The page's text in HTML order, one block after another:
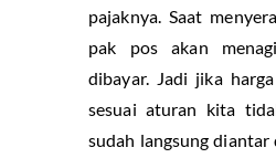
pajaknya. Saat
pak pos akan
dibayar. Jadi jika
sesuai aturan kita
sudah langsung diantar